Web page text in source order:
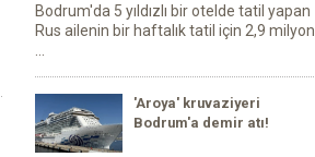
Bodrum'da 5 yıldızlı bir otelde tatil yapan
Rus ailenin bir haftalık tatil için 2,9 milyon
'Aroya' kruvaziyeri
Bodrum'a demir atı!